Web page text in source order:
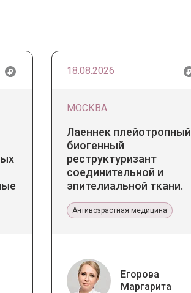
18.08.2026
МОСКВА
Лаеннек плейотропный
биогенный
реструктуризант
соединительной и
эпителиальной ткани.
эстетической медицине
Антивозрастная медицина
Егорова
Маргарита